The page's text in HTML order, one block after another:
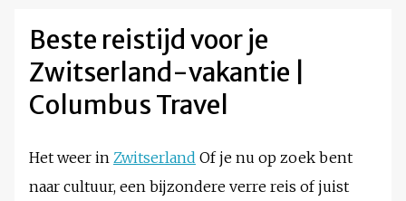
Beste reistijd voor je
Zwitserland-vakantie |
Columbus Travel
Het weer in Zwitserland Of je nu op zoek bent
naar cultuur, een bijzondere verre reis of juist